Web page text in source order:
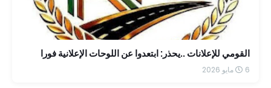
القومي للإعلانات ..يحذر: ابتعدوا عن اللوحات الإعلانية فورا
6 مايو 2026